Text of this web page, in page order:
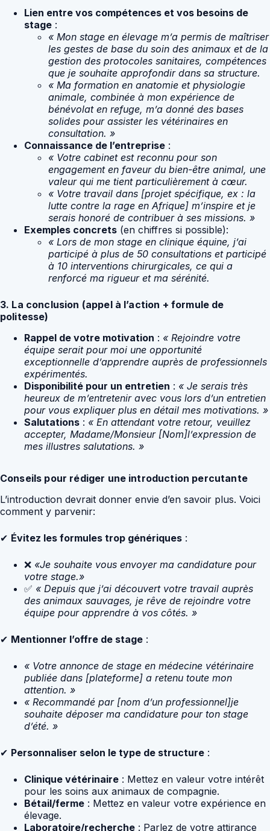
Lien entre vos compétences et vos besoins de
stage :
« Mon stage en élevage m’a permis de maîtriser
les gestes de base du soin des animaux et de la
gestion des protocoles sanitaires, compétences
que je souhaite approfondir dans sa structure.
« Ma formation en anatomie et physiologie
animale, combinée à mon expérience de
bénévolat en refuge, m’a donné des bases
solides pour assister les vétérinaires en
consultation. »
Connaissance de l’entreprise :
« Votre cabinet est reconnu pour son
engagement en faveur du bien-être animal, une
valeur qui me tient particulièrement à cœur.
« Votre travail dans [projet spécifique, ex : la
lutte contre la rage en Afrique] m’inspire et je
serais honoré de contribuer à ses missions. »
Exemples concrets (en chiffres si possible):
« Lors de mon stage en clinique équine, j’ai
participé à plus de 50 consultations et participé
à 10 interventions chirurgicales, ce qui a
renforcé ma rigueur et ma sérénité.
3. La conclusion (appel à l’action + formule de
politesse)
Rappel de votre motivation : « Rejoindre votre
équipe serait pour moi une opportunité
exceptionnelle d’apprendre auprès de professionnels
expérimentés.
Disponibilité pour un entretien : « Je serais très
heureux de m’entretenir avec vous lors d’un entretien
pour vous expliquer plus en détail mes motivations. »
Salutations : « En attendant votre retour, veuillez
accepter, Madame/Monsieur [Nom]l’expression de
mes illustres salutations. »
Conseils pour rédiger une introduction percutante
L’introduction devrait donner envie d’en savoir plus. Voici
comment y parvenir:
✔ Évitez les formules trop génériques :
❌ «Je souhaite vous envoyer ma candidature pour
votre stage.»
✅ « Depuis que j’ai découvert votre travail auprès
des animaux sauvages, je rêve de rejoindre votre
équipe pour apprendre à vos côtés. »
✔ Mentionner l’offre de stage :
« Votre annonce de stage en médecine vétérinaire
publiée dans [plateforme] a retenu toute mon
attention. »
« Recommandé par [nom d’un professionnel]je
souhaite déposer ma candidature pour ton stage
d’été. »
✔ Personnaliser selon le type de structure :
Clinique vétérinaire : Mettez en valeur votre intérêt
pour les soins aux animaux de compagnie.
Bétail/ferme : Mettez en valeur votre expérience en
élevage.
Laboratoire/recherche : Parlez de votre attirance